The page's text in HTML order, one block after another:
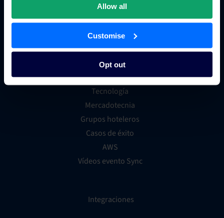
Allow all
Customise
Opt out
Tienda de aplicaciones para hoteles
Distribución
Tecnología
Mercadotecnia
Grupos hoteleros
Casos de éxito
AWS
Vídeos evento Sync
Integraciones